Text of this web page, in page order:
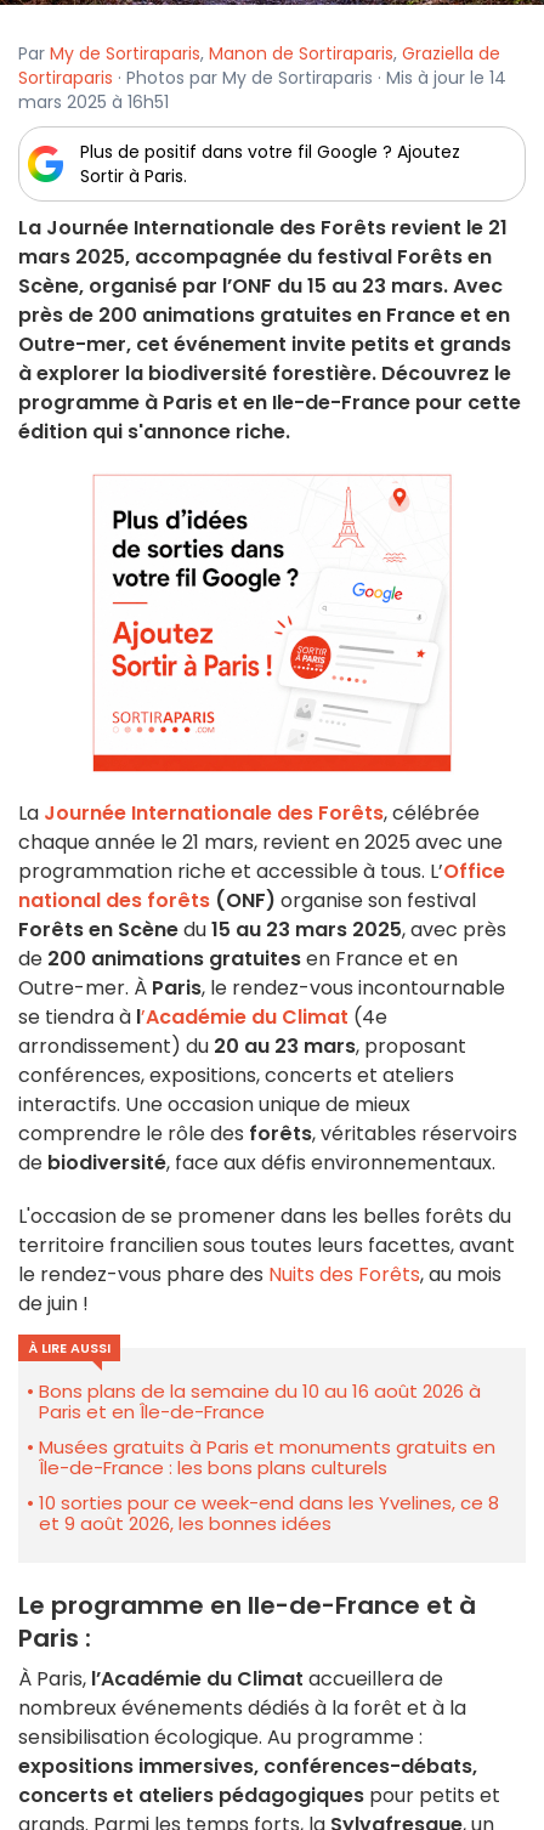
Par My de Sortiraparis, Manon de Sortiraparis, Graziella de
Sortiraparis · Photos par My de Sortiraparis · Mis à jour le 14
mars 2025 à 16h51
Plus de positif dans votre fil Google ? Ajoutez
Sortir à Paris.
La Journée Internationale des Forêts revient le 21
mars 2025, accompagnée du festival Forêts en
Scène, organisé par l’ONF du 15 au 23 mars. Avec
près de 200 animations gratuites en France et en
Outre-mer, cet événement invite petits et grands
à explorer la biodiversité forestière. Découvrez le
programme à Paris et en Ile-de-France pour cette
édition qui s'annonce riche.
La Journée Internationale des Forêts, célébrée
chaque année le 21 mars, revient en 2025 avec une
programmation riche et accessible à tous. L’Office
national des forêts (ONF) organise son festival
Forêts en Scènedu15 au 23 mars 2025, avec près
de 200 animations gratuitesen France et en
Outre-mer. À Paris, le rendez-vous incontournable
se tiendra à l’Académie du Climat (4e
arrondissement) du 20 au 23 mars, proposant
conférences, expositions, concerts et ateliers
interactifs. Une occasion unique de mieux
comprendre le rôle des forêts, véritables réservoirs
de biodiversité, face aux défis environnementaux.
L'occasion de se promener dans les belles forêts du
territoire francilien sous toutes leurs facettes, avant
le rendez-vous phare des Nuits des Forêts, au mois
de juin !
À LIRE AUSSI
Bons plans de la semaine du 10 au 16 août 2026 à
Paris et en Île-de-France
Musées gratuits à Paris et monuments gratuits en
Île-de-France : les bons plans culturels
10 sorties pour ce week-end dans les Yvelines, ce 8
et 9 août 2026, les bonnes idées
Le programme en Ile-de-France et à
Paris :
À Paris, l’Académie du Climat accueillera de
nombreux événements dédiés à la forêt et à la
sensibilisation écologique. Au programme :
expositions immersives, conférences-débats,
concerts et ateliers pédagogiques pour petits et